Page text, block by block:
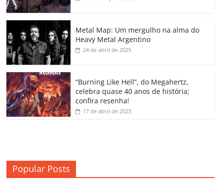
o
o
k
p a
ss
o
m
k h
Metal Map: Um mergulho na alma do
Heavy Metal Argentino
24 de abril de 2025
“Burning Like Hell”, do Megahertz,
celebra quase 40 anos de história;
confira resenha!
17 de abril de 2023
Popular Posts